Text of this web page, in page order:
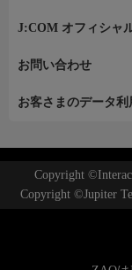
J:COM オフィシャ
お問い合わせ
お客さまのデータ
Copyright
Copyright ©Jupiter